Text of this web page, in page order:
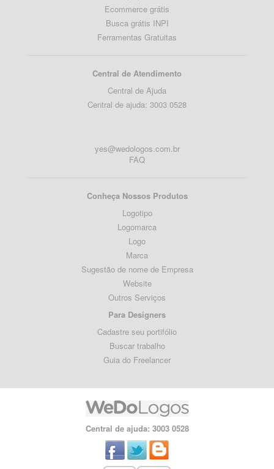
Ecommerce grátis
Busca grátis INPI
Ferramentas Gratuitas
Central de Atendimento
Central de Ajuda
Central de ajuda: 3003 0528
yes@wedologos.com.br
FAQ
Conheça Nossos Produtos
Logotipo
Logomarca
Logo
Marca
Sugestão de nome de Empresa
Website
Outros Serviços
Para Designers
Cadastre seu portifólio
Buscar trabalho
Guia do Freelancer
Central de ajuda: 3003 0528